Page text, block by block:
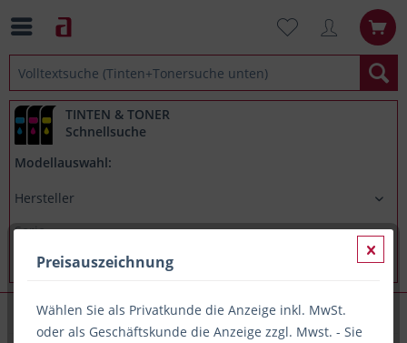
TINTEN & TONER
Schnellsuche
Modellauswahl:
Papieretiketten (A4-Träger)
Preisauszeichnung
Wählen Sie als Privatkunde die Anzeige inkl. MwSt.
oder als Geschäftskunde die Anzeige zzgl. Mwst. - Sie